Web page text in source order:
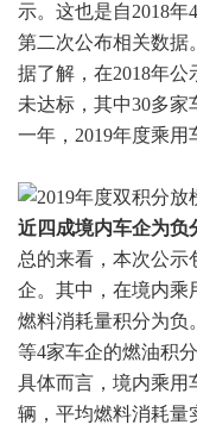
示。这也是自2018
第二次公布相关数据。
据了解，在2018年公
未达标，其中30多
一年，2019年度乘用
近四成境内车企为负
总的来看，本次公示
企。其中，在境内乘
燃料消耗量积分为负
等4家车企的燃油积
具体而言，境内乘用
辆，平均燃料消耗量